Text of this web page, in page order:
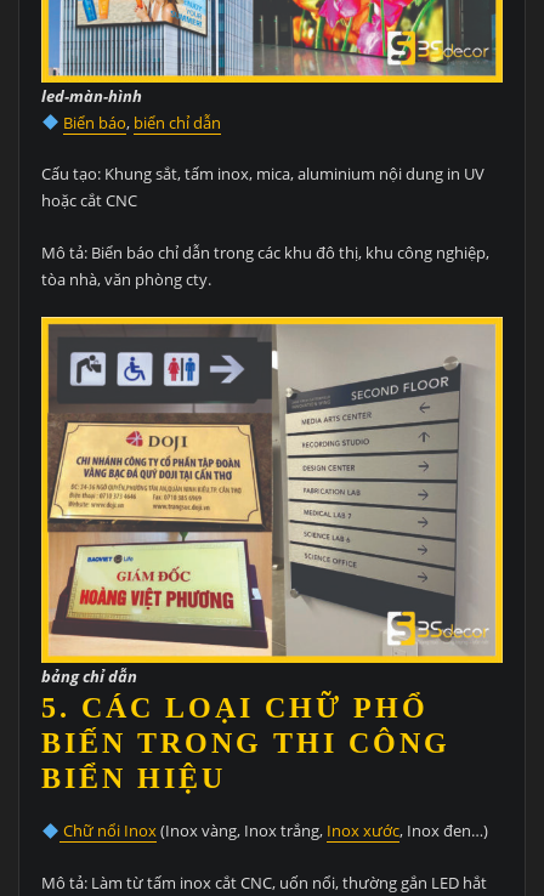
led-màn-hình
Biển báo, biển chỉ dẫn
Cấu tạo: Khung sắt, tấm inox, mica, aluminium nội dung in UV
hoặc cắt CNC
Mô tả: Biển báo chỉ dẫn trong các khu đô thị, khu công nghiệp,
tòa nhà, văn phòng cty.
bảng chỉ dẫn
5. CÁC LOẠI CHỮ PHỔ
BIẾN TRONG THI CÔNG
BIỂN HIỆU
Chữ nổi Inox(Inox vàng, Inox trắng, Inox xước, Inox đen…)
Mô tả: Làm từ tấm inox cắt CNC, uốn nổi, thường gắn LED hắt